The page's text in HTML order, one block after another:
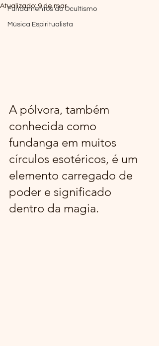
Fundamentos do Ocultismo
Música Espiritualista
Atualizado:9 de mar.
A pólvora, também
conhecida como
fundanga em muitos
círculos esotéricos, é um
elemento carregado de
poder e significado
dentro da magia.